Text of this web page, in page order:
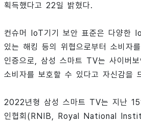
획득했다고 22일 밝혔다.
컨슈머 IoT기기 보안 표준은 다양한
있는 해킹 등의 위협으로부터 소비자
인증으로, 삼성 스마트 TV는 사이버
소비자를 보호할 수 있다고 자신감을
2022년형 삼성 스마트 TV는 지난 15
인협회(RNIB, Royal National